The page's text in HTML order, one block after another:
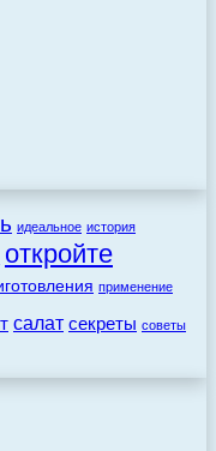
идеальное история
откройте
применение
салат секреты советы